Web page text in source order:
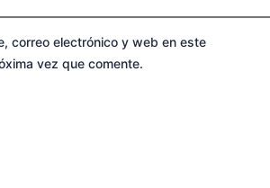
correo electrónico y web en este
vez que comente.